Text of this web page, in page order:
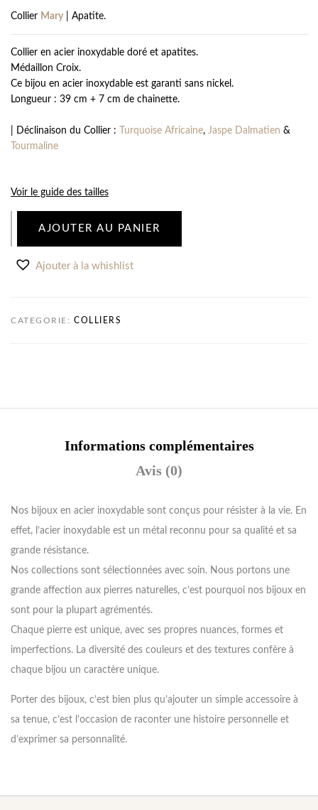
Collier Mary | Apatite.
Collier en acier inoxydable doré et apatites.
Médaillon Croix.
Ce bijou en acier inoxydable est garanti sans nickel.
Longueur : 39 cm + 7 cm de chainette.
| Déclinaison du Collier : Turquoise Africaine, Jaspe Dalmatien &
Tourmaline
Voir le guide des tailles
AJOUTER AU PANIER
Ajouter à la whishlist
CATEGORIE: COLLIERS
Informations complémentaires
Avis (0)
Nos bijoux en acier inoxydable sont conçus pour résister à la vie. En
effet, l’acier inoxydable est un métal reconnu pour sa qualité et sa
grande résistance.
Nos collections sont sélectionnées avec soin. Nous portons une
grande affection aux pierres naturelles, c’est pourquoi nos bijoux en
sont pour la plupart agrémentés.
Chaque pierre est unique, avec ses propres nuances, formes et
imperfections. La diversité des couleurs et des textures confère à
chaque bijou un caractère unique.
Porter des bijoux, c’est bien plus qu’ajouter un simple accessoire à
sa tenue, c’est l’occasion de raconter une histoire personnelle et
d’exprimer sa personnalité.